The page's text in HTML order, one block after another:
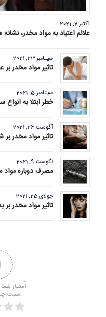
اکتبر 7, 2021
علائم اعتیاد به مواد مخدر،
سپتامبر 23, 2021
تاثیر مواد مخدر
سپتامبر 5, 2021
خطر ابتلا به
آگوست 26, 2021
تاثیر مواد مخدر
آگوست 9, 2021
مصرف دوباره مواد
جولای 25, 2021
تاثیر مواد مخدر
امتیاز
سمت